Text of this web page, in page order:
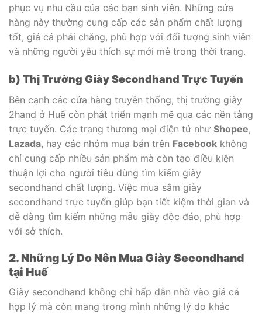
phục vụ nhu cầu của các bạn sinh viên. Những cửa
hàng này thường cung cấp các sản phẩm chất lượng
tốt, giá cả phải chăng, phù hợp với đối tượng sinh viên
và những người yêu thích sự mới mẻ trong thời trang.
b) Thị Trường Giày Secondhand Trực Tuyến
Bên cạnh các cửa hàng truyền thống, thị trường giày
2hand ở Huế còn phát triển mạnh mẽ qua các nền tảng
trực tuyến. Các trang thương mại điện tử như Shopee,
Lazada, hay các nhóm mua bán trên Facebook không
chỉ cung cấp nhiều sản phẩm mà còn tạo điều kiện
thuận lợi cho người tiêu dùng tìm kiếm giày
secondhand chất lượng. Việc mua sắm giày
secondhand trực tuyến giúp bạn tiết kiệm thời gian và
dễ dàng tìm kiếm những mẫu giày độc đáo, phù hợp
với sở thích.
2. Những Lý Do Nên Mua Giày Secondhand
tại Huế
Giày secondhand không chỉ hấp dẫn nhờ vào giá cả
hợp lý mà còn mang trong mình những lý do khác